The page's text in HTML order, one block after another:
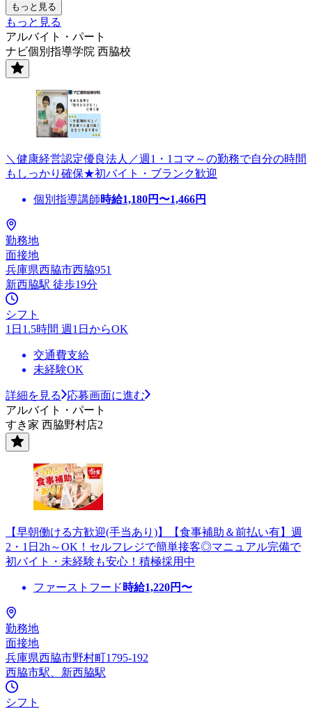
もっと見る
もっと見る
アルバイト・パート
ナビ個別指導学院 西脇校
＼健康経営認定優良法人／週1・1コマ～の勤務で自分の時間
もしっかり確保★初バイト・ブランク歓迎
個別指導講師時給1,180円〜1,466円
勤務地
面接地
兵庫県西脇市西脇951
新西脇駅 徒歩19分
シフト
1日1.5時間 週1日からOK
交通費支給
未経験OK
詳細を見る
応募画面に進む
アルバイト・パート
すき家 西脇野村店2
【早朝働ける方歓迎(手当あり)】【食事補助＆前払い有】週
2・1日2h～OK！セルフレジで簡単接客◎マニュアル完備で
初バイト・未経験も安心！積極採用中
ファーストフード 時給1,220円〜
勤務地
面接地
兵庫県西脇市野村町1795-192
西脇市駅、新西脇駅
シフト